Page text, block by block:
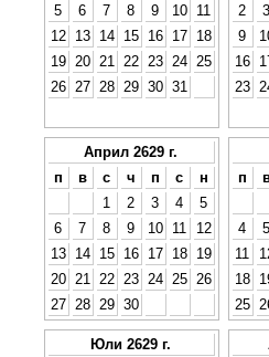
5
6 7 8 9 10
11
12
13 14 15 16 17
18
19
20 21 22 23 24
25
26
27 28 29 30 31
2
3
9
16
23
Април 2629 г.
п
в с ч п с
н
1
2 3 4
5
6
7 8 9 10 11
12
13
14 15 16 17 18
19
20
21 22 23 24 25
26
27
28 29 30
п
4
5
11
18
25
Юли 2629 г.